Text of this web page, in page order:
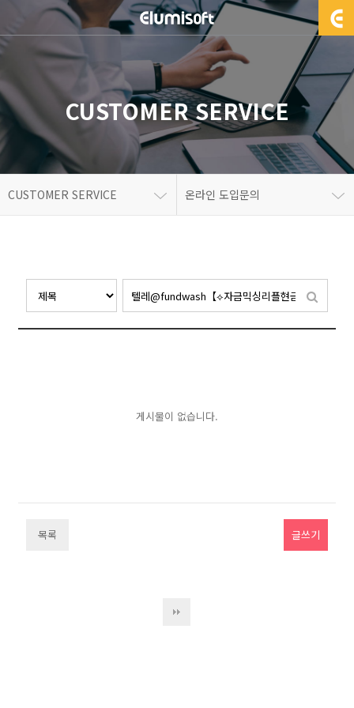
CUSTOMER SERVICE
CUSTOMER SERVICE 온라인 도입문의
게시물이 없습니다.
목록 글쓰기